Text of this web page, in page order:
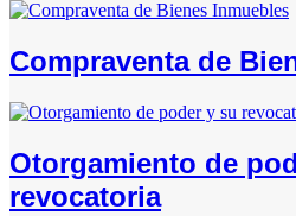
Compraventa de
Otorgamiento de
revocatoria